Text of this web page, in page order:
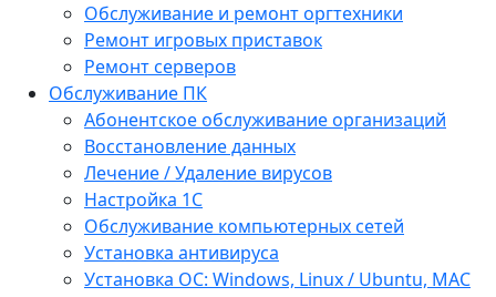
Обслуживание и ремонт оргтехники
Ремонт игровых приставок
Ремонт серверов
Обслуживание ПК
Абонентское обслуживание организаций
Восстановление данных
Лечение / Удаление вирусов
Настройка 1С
Обслуживание компьютерных сетей
Установка антивируса
Установка ОС: Windows, Linux / Ubuntu, МАС